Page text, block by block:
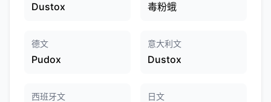
Dustox 毒粉蛾
德文
Pudox
意大利文
Dustox
西班牙文 日文